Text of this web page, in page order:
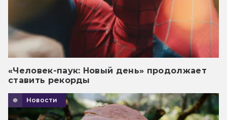
«Человек-паук: Новый день» продолжает
ставить рекорды
Новости